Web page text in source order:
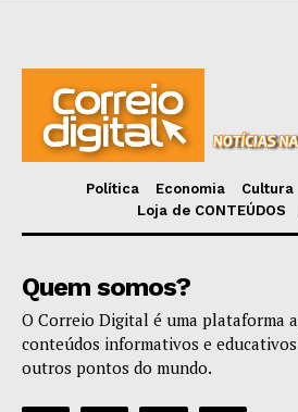
Política Economia Cultura
Loja de CONTEÚDOS
Quem somos?
O Correio Digital é uma plataforma
conteúdos informativos e
outros pontos do mundo.